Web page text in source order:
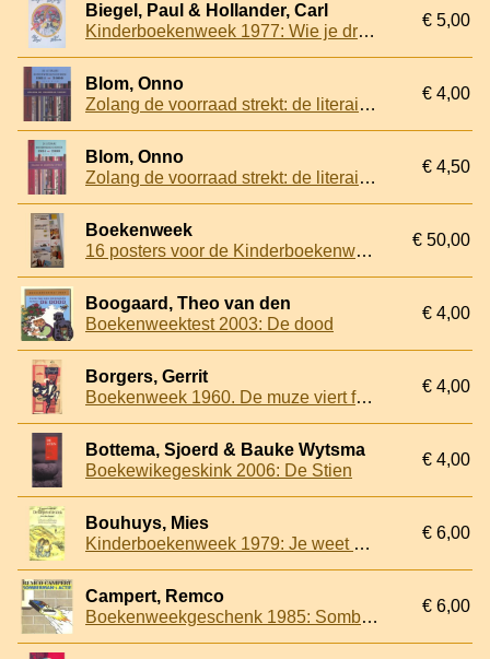
Biegel, Paul & Hollander, Carl
Kinderboekenweek 1977: Wie je droomt ben je zelf
€ 5,00
Blom, Onno
Zolang de voorraad strekt: de literaire boekenweekgeschenken 1984-2000
€ 4,00
Blom, Onno
Zolang de voorraad strekt: de literaire boekenweekgeschenken 1984-2000
€ 4,50
Boekenweek
16 posters voor de Kinderboekenweek
€ 50,00
Boogaard, Theo van den
Boekenweektest 2003: De dood
€ 4,00
Borgers, Gerrit
Boekenweek 1960. De muze viert feest
€ 4,00
Bottema, Sjoerd & Bauke Wytsma
Boekewikegeskink 2006: De Stien
€ 4,00
Bouhuys, Mies
Kinderboekenweek 1979: Je weet niet wat je ziet: De klepel of de klok
€ 6,00
Campert, Remco
Boekenweekgeschenk 1985: Somberman's actie
€ 6,00